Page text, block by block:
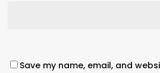
Save my name, email, and